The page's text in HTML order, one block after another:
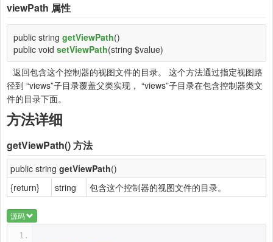
viewPath 属性
public string getViewPath()
public void setViewPath(string $value)
返回包含这个控制器的视图文件的目录。 这个方法通过指定视图路
径到 “views”子目录覆盖父类实现， “views”子目录在包含控制器类文
件的目录下面。
方法详细
getViewPath()方法
public string getViewPath()
{return}
string 包含这个控制器的视图文件的目录。
源码